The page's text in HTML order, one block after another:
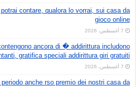
contare, qualora lo vorrai, sui casa da
gioco online
7 أغسطس، 2026
ancora di � addirittura includono
gratifica speciali addirittura giri gratuiti
7 أغسطس، 2026
anche rso premio dei nostri casa da